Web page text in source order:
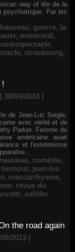
way of life de la
psychiatrique. Par les
, guerre, la
, montreuil,
,
, strasbourg,
!
30/04/2016 |
de Jean-Luc Seigle,
avec vérité et de
Parker. Femme de
américaine avait
et l'extrémisme
, comédie,
humour, jean-luc
, maccarthysme,
, revue du
, safidin
the road again
2013 |